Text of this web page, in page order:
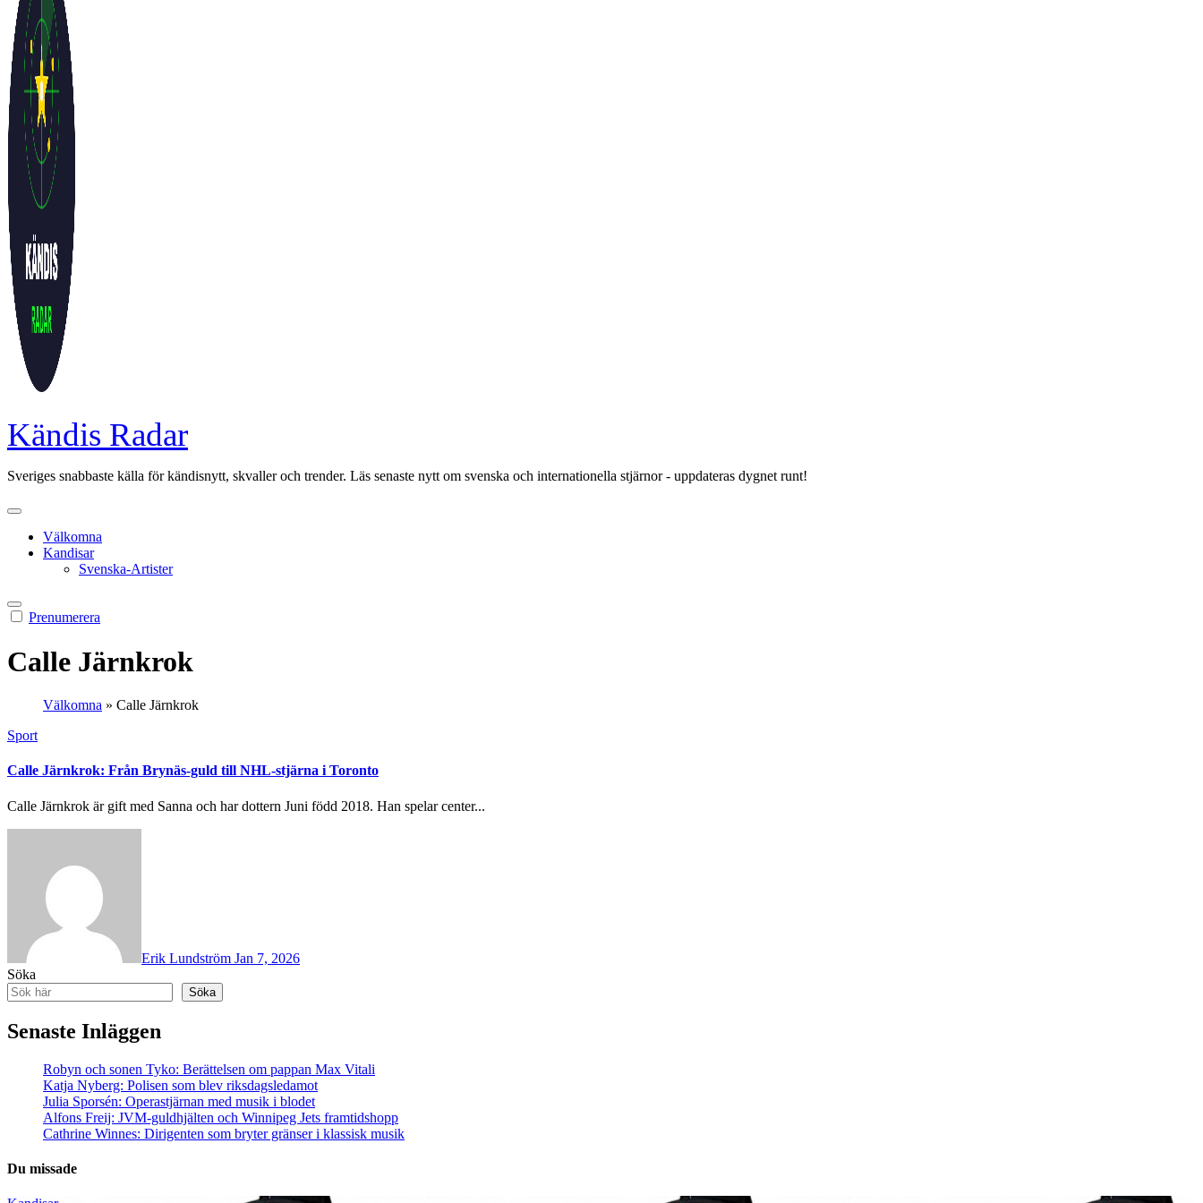
Kändis Radar
Sveriges snabbaste källa för kändisnytt, skvaller och trender. Läs senaste nytt om svenska och internationella stjärnor - uppdateras dygnet runt!
Välkomna
Kandisar
Svenska-Artister
Prenumerera
Calle Järnkrok
Välkomna » Calle Järnkrok
Sport
Calle Järnkrok: Från Brynäs-guld till NHL-stjärna i Toronto
Calle Järnkrok är gift med Sanna och har dottern Juni född 2018. Han spelar center...
Erik Lundström Jan 7, 2026
Söka
Söka
Senaste Inläggen
Robyn och sonen Tyko: Berättelsen om pappan Max Vitali
Katja Nyberg: Polisen som blev riksdagsledamot
Julia Sporsén: Operastjärnan med musik i blodet
Alfons Freij: JVM-guldhjälten och Winnipeg Jets framtidshopp
Cathrine Winnes: Dirigenten som bryter gränser i klassisk musik
Du missade